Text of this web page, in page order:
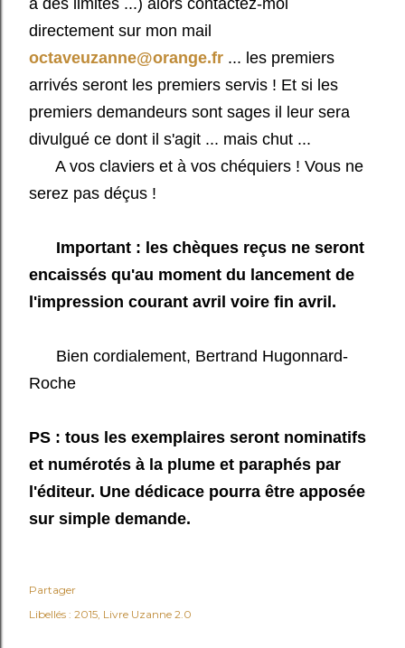
a des limites ...) alors contactez-moi
directement sur mon mail
octaveuzanne@orange.fr ... les premiers
arrivés seront les premiers servis ! Et si les
premiers demandeurs sont sages il leur sera
divulgué ce dont il s'agit ... mais chut ...
A vos claviers et à vos chéquiers ! Vous ne
serez pas déçus !
Important : les chèques reçus ne seront
encaissés qu'au moment du lancement de
l'impression courant avril voire fin avril.
Bien cordialement, Bertrand Hugonnard-
Roche
PS : tous les exemplaires seront nominatifs
et numérotés à la plume et paraphés par
l'éditeur. Une dédicace pourra être apposée
sur simple demande.
Partager
Libellés : 2015 Livre Uzanne 2.0